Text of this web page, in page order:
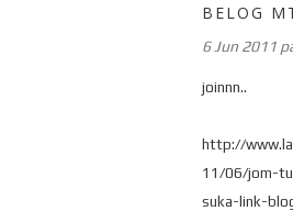
BELOG
6 Jun 2011
joinnn..
http://
11/06/jom-
suka-link-